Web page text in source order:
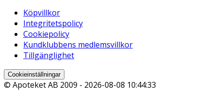
Köpvillkor
Integritetspolicy
Cookiepolicy
Kundklubbens medlemsvillkor
Tillgänglighet
Cookieinställningar
© Apoteket AB 2009 - 2026-08-08 10:44:33